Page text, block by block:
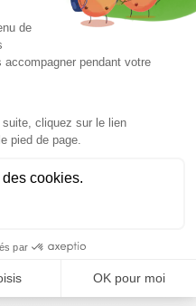
fixations pour l’achat d'un
Bons d'achat offerts dès